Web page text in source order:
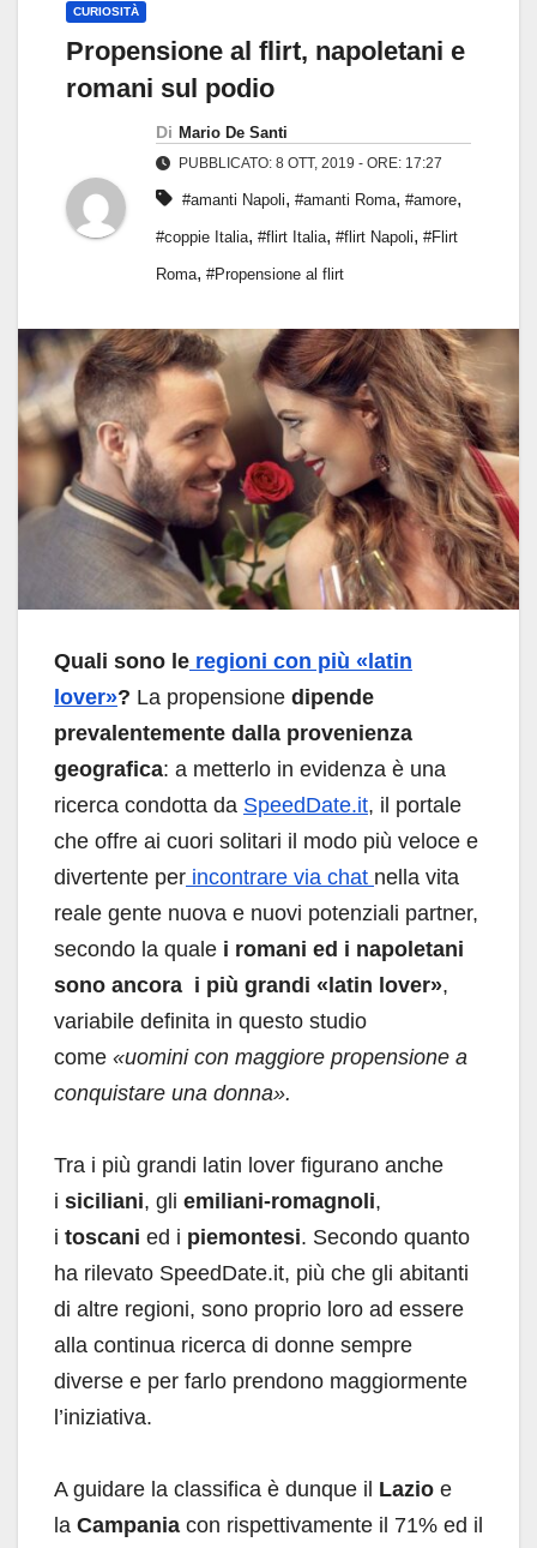
CURIOSITÀ
Propensione al flirt, napoletani e
romani sul podio
Di Mario De Santi
PUBBLICATO: 8 OTT, 2019 - ORE: 17:27
#amanti Napoli, #amanti Roma, #amore,
#coppie Italia, #flirt Italia, #flirt Napoli, #Flirt
Roma, #Propensione al flirt
Quali sono le regioni con più «latin
lover»? La propensione dipende
prevalentemente dalla provenienza
geografica: a metterlo in evidenza è una
ricerca condotta da SpeedDate.it, il portale
che offre ai cuori solitari il modo più veloce e
divertente per incontrare via chat nella vita
reale gente nuova e nuovi potenziali partner,
secondo la quale i romani ed i napoletani
sono ancora i più grandi «latin lover»,
variabile definita in questo studio
come «uomini con maggiore propensione a
conquistare una donna».
Tra i più grandi latin lover figurano anche
i siciliani, gli emiliani-romagnoli,
i toscani ed i piemontesi. Secondo quanto
ha rilevato SpeedDate.it, più che gli abitanti
di altre regioni, sono proprio loro ad essere
alla continua ricerca di donne sempre
diverse e per farlo prendono maggiormente
l’iniziativa.
A guidare la classifica è dunque il Lazio e
la Campania con rispettivamente il 71% ed il